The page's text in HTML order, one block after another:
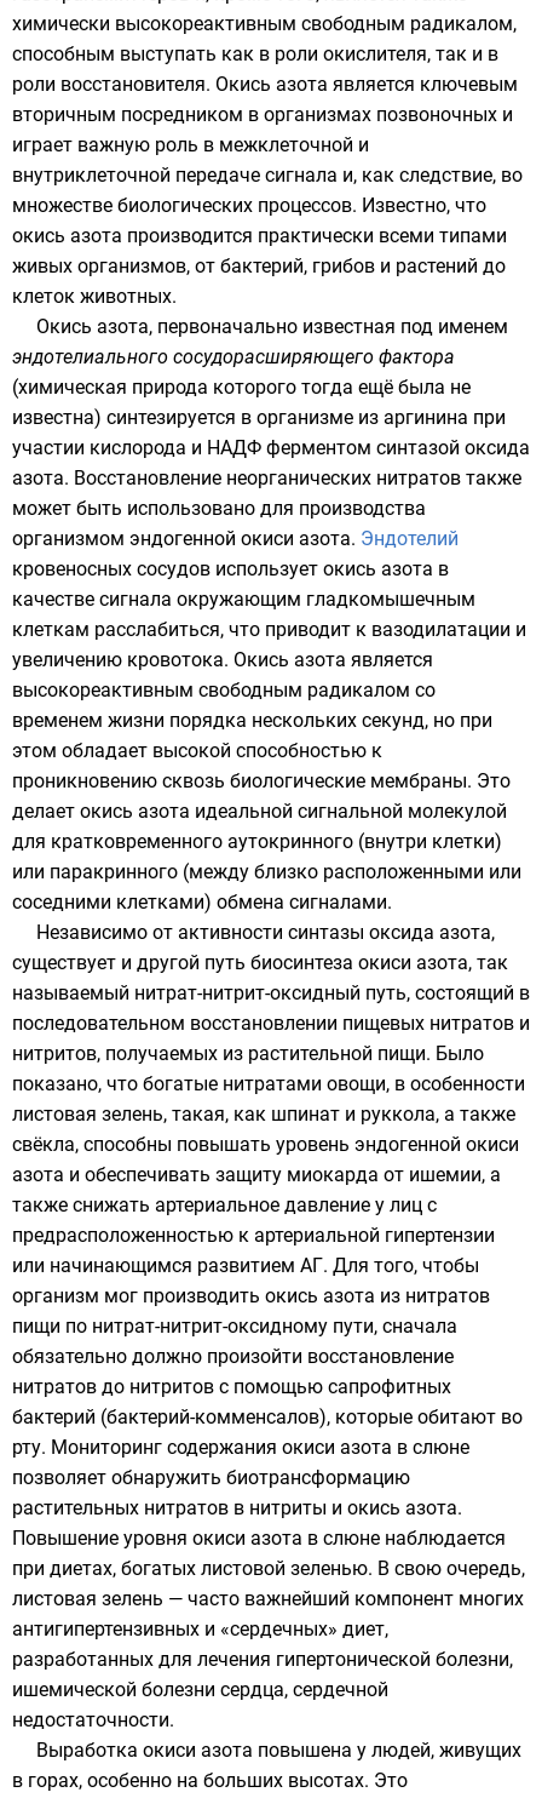
химически высокореактивным свободным радикалом,
способным выступать как в роли окислителя, так и в
роли восстановителя. Окись азота является ключевым
вторичным посредником в организмах позвоночных и
играет важную роль в межклеточной и
внутриклеточной передаче сигнала и, как следствие, во
множестве биологических процессов. Известно, что
окись азота производится практически всеми типами
живых организмов, от бактерий, грибов и растений до
клеток животных.
Окись азота, первоначально известная под именем
эндотелиального сосудорасширяющего фактора
(химическая природа которого тогда ещё была не
известна) синтезируется в организме из аргинина при
участии кислорода и НАДФ ферментом синтазой оксида
азота. Восстановление неорганических нитратов также
может быть использовано для производства
организмом эндогенной окиси азота. Эндотелий
кровеносных сосудов использует окись азота в
качестве сигнала окружающим гладкомышечным
клеткам расслабиться, что приводит к вазодилатации и
увеличению кровотока. Окись азота является
высокореактивным свободным радикалом со
временем жизни порядка нескольких секунд, но при
этом обладает высокой способностью к
проникновению сквозь биологические мембраны. Это
делает окись азота идеальной сигнальной молекулой
для кратковременного аутокринного (внутри клетки)
или паракринного (между близко расположенными или
соседними клетками) обмена сигналами.
Независимо от активности синтазы оксида азота,
существует и другой путь биосинтеза окиси азота, так
называемый нитрат-нитрит-оксидный путь, состоящий в
последовательном восстановлении пищевых нитратов и
нитритов, получаемых из растительной пищи. Было
показано, что богатые нитратами овощи, в особенности
листовая зелень, такая, как шпинат и руккола, а также
свёкла, способны повышать уровень эндогенной окиси
азота и обеспечивать защиту миокарда от ишемии, а
также снижать артериальное давление у лиц с
предрасположенностью к артериальной гипертензии
или начинающимся развитием АГ. Для того, чтобы
организм мог производить окись азота из нитратов
пищи по нитрат-нитрит-оксидному пути, сначала
обязательно должно произойти восстановление
нитратов до нитритов с помощью сапрофитных
бактерий (бактерий-комменсалов), которые обитают во
рту. Мониторинг содержания окиси азота в слюне
позволяет обнаружить биотрансформацию
растительных нитратов в нитриты и окись азота.
Повышение уровня окиси азота в слюне наблюдается
при диетах, богатых листовой зеленью. В свою очередь,
листовая зелень — часто важнейший компонент многих
антигипертензивных и «сердечных» диет,
разработанных для лечения гипертонической болезни,
ишемической болезни сердца, сердечной
недостаточности.
Выработка окиси азота повышена у людей, живущих
в горах, особенно на больших высотах. Это